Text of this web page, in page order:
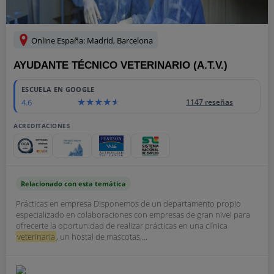
Online España: Madrid, Barcelona
AYUDANTE TÉCNICO VETERINARIO (A.T.V.)
ESCUELA EN GOOGLE
4.6 1147 reseñas
ACREDITACIONES
Relacionado con esta temática
Prácticas en empresa Disponemos de un departamento propio
especializado en colaboraciones con empresas de gran nivel para
ofrecerte la oportunidad de realizar prácticas en una clínica
veterinaria , un hostal de mascotas,...